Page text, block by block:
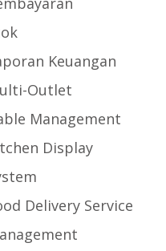
Keuangan
Outlet
Management
Display
Delivery Service